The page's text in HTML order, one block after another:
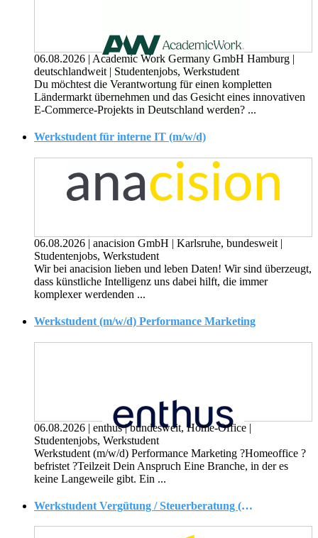
06.08.2026 | Academic Work Germany GmbH Hamburg |
deutschlandweit | Studentenjobs, Werkstudent
Du möchtest die Verantwortung für einen kompletten
Ländermarkt übernehmen und das Gesicht eines innovativen
E-Commerce-Projekts in Deutschland werden? ...
Werkstudent für interne IT (m/w/d)
06.08.2026 | anacision GmbH | Karlsruhe, bundesweit |
Studentenjobs, Werkstudent
Wir bei anacision lieben und leben Daten! Wir sind überzeugt,
dass künstliche Intelligenz uns dabei hilft, die immer
komplexer werdenden ...
Werkstudent (m/w/d) Performance Marketing
06.08.2026 | enthus| bundesweit, Home-Office |
Studentenjobs, Werkstudent
Werkstudent (m/w/d) Performance Marketing ?Homeoffice ?
befristet ?Teilzeit Dein Anspruch Eine Branche, in der es
keine Langeweile gibt. Ein ...
Werkstudent Vergütung / Steuerberatung (w/m/d)